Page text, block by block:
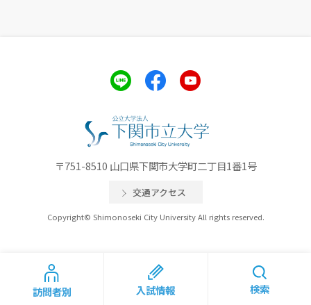
訪問者別 入試情報 検索
〒751-8510 山口県下関市大学町二丁目1番1号
交通アクセス
Copyright© Shimonoseki City University All rights reserved.